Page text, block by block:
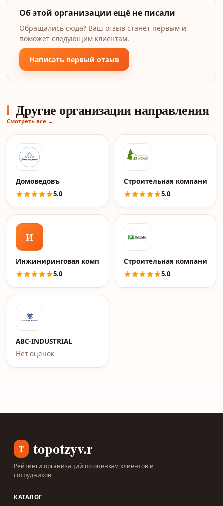
Об этой организации ещё не писали
Обращались сюда? Ваш отзыв станет первым и
поможет следующим клиентам.
Написать первый отзыв
Другие организации направления
Смотреть все →
Домоведовъ
5.0
Строительная компания
5.0
И
Инжиниринговая компания 2к
5.0
Строительная компания
5.0
ABC-INDUSTRIAL
Нет оценок
T topotzyv.ru
Рейтинги организаций по оценкам клиентов и
сотрудников.
КАТАЛОГ